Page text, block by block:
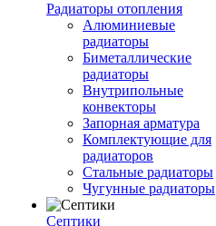
Радиаторы отопления
Алюминиевые
радиаторы
Биметаллические
радиаторы
Внутрипольные
конвекторы
Запорная арматура
Комплектующие для
радиаторов
Стальные радиаторы
Чугунные радиаторы
Септики